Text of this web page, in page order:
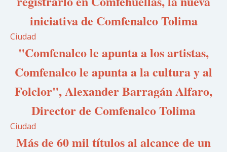
iniciativa de Comfenalco Tolima
Ciudad
"Comfenalco le apunta a los artistas,
Comfenalco le apunta a la cultura y al
Folclor", Alexander Barragán Alfaro,
Director de Comfenalco Tolima
Ciudad
Más de 60 mil títulos al alcance de un